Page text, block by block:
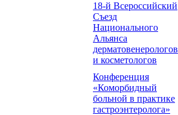
18-й Всероссийский
Съезд
Национального
Альянса
дерматовенерологов
и косметологов
Конференция
«Коморбидный
больной в практике
гастроэнтеролога»